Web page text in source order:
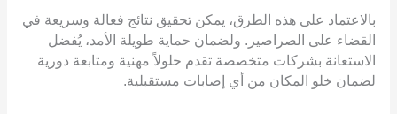
بالاعتماد على هذه الطرق، يمكن تحقيق نتائج فعالة وسريعة في
القضاء على الصراصير. ولضمان حماية طويلة الأمد، يُفضل
الاستعانة بشركات متخصصة تقدم حلولاً مهنية ومتابعة دورية
لضمان خلو المكان من أي إصابات مستقبلية.